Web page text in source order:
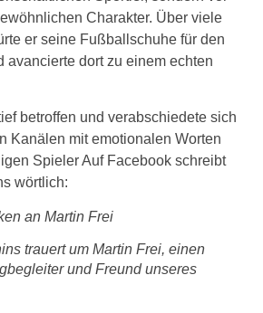
Charakter. Über viele
er seine Fußballschuhe für den
avancierte dort zu einem echten
betroffen und verabschiedete sich
Kanälen mit emotionalen Worten
Spieler Auf Facebook schreibt
wörtlich:
an Martin Frei
trauert um Martin Frei, einen
und Freund unseres